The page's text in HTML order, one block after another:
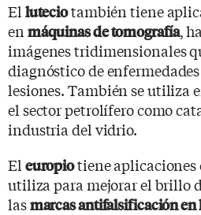
El luteciotambién tiene
en máquinas de tomografía,
imágenes tridimensionales
diagnóstico de
lesiones. También se utiliza
el sector petrolífero como
industria del vidrio.
El europiotiene aplicaciones
utiliza para mejorar el brillo
lasmarcas antifalsificación en